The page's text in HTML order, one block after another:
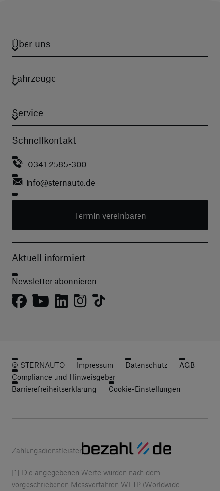
Über uns
Fahrzeuge
Service
Schnellkontakt
0341 2585-300
info@sternauto.de
Termin vereinbaren
Aktuell informiert
Newsletter abonnieren
© STERNAUTO Impressum Datenschutz
AGB
Compliance und Hinweisgeber
Barrierefreiheitserklärung
Cookie-Einstellungen
Zahlungsdienstleister
[1] Die angegebenen Werte wurden nach dem
vorgeschriebenen Messverfahren WLTP (Worldwide